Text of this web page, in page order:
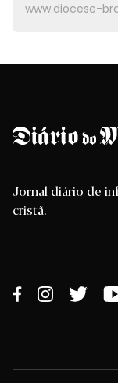
www.diocese-
Jornal diário de
cristã.